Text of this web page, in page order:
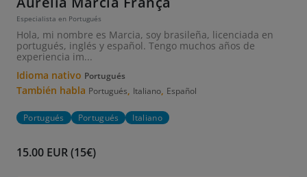
Especialista en Portugués
Hola, mi nombre es Marcia, soy brasileña, licenciada en
portugués, inglés y español. Tengo muchos años de
experiencia im...
Idioma nativo Portugués
También habla Portugués Italiano Español
Portugués Portugués Italiano
15.00 EUR (15€)